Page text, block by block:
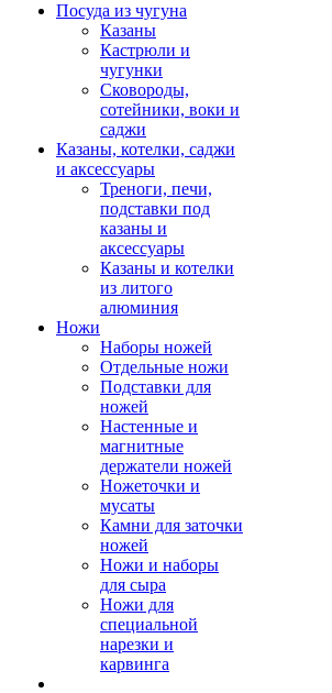
Посуда из чугуна
Казаны
Кастрюли и
чугунки
Сковороды,
сотейники, воки и
саджи
Казаны, котелки, саджи
и аксессуары
Треноги, печи,
подставки под
казаны и
аксессуары
Казаны и котелки
из литого
алюминия
Ножи
Наборы ножей
Отдельные ножи
Подставки для
ножей
Настенные и
магнитные
держатели ножей
Ножеточки и
мусаты
Камни для заточки
ножей
Ножи и наборы
для сыра
Ножи для
специальной
нарезки и
карвинга